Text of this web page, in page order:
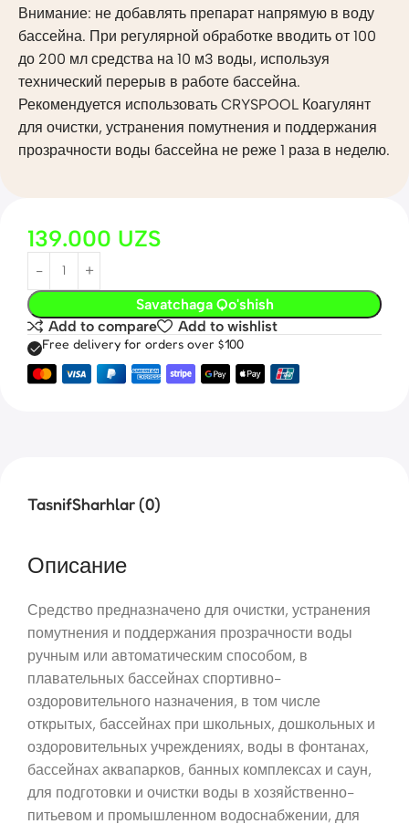
Внимание: не добавлять препарат напрямую в воду
бассейна. При регулярной обработке вводить от 100
до 200 мл средства на 10 м3 воды, используя
технический перерыв в работе бассейна.
Рекомендуется использовать CRYSPOOL Коагулянт
для очистки, устранения помутнения и поддержания
прозрачности воды бассейна не реже 1 раза в неделю.
139.000 UZS
Savatchaga Qo'shish
Add to compare
Add to wishlist
Free delivery for orders over $100
TasnifSharhlar (0)
Описание
Средство предназначено для очистки, устранения
помутнения и поддержания прозрачности воды
ручным или автоматическим способом, в
плавательных бассейнах спортивно-
оздоровительного назначения, в том числе
открытых, бассейнах при школьных, дошкольных и
оздоровительных учреждениях, воды в фонтанах,
бассейнах аквапарков, банных комплексах и саун,
для подготовки и очистки воды в хозяйственно-
питьевом и промышленном водоснабжении, для